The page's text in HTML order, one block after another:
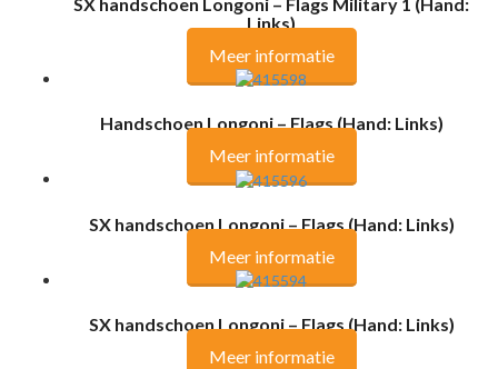
Links)
Meer informatie
Handschoen Longoni – Flags (Hand: Links)
Meer informatie
SX handschoen Longoni – Flags (Hand: Links)
Meer informatie
SX handschoen Longoni – Flags (Hand: Links)
Meer informatie